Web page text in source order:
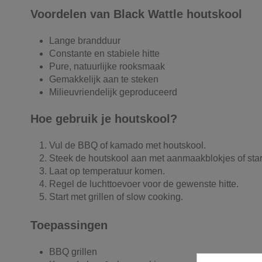
Voordelen van Black Wattle houtskool
Lange brandduur
Constante en stabiele hitte
Pure, natuurlijke rooksmaak
Gemakkelijk aan te steken
Milieuvriendelijk geproduceerd
Hoe gebruik je houtskool?
Vul de BBQ of kamado met houtskool.
Steek de houtskool aan met aanmaakblokjes of
Laat op temperatuur komen.
Regel de luchttoevoer voor de gewenste hitte.
Start met grillen of slow cooking.
Toepassingen
BBQ grillen